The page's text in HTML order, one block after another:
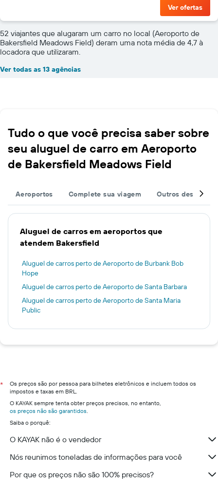
Ver ofertas
52 viajantes que alugaram um carro no local (Aeroporto de
Bakersfield Meadows Field) deram uma nota média de 4,7 à
locadora que utilizaram.
Ver todas as 13 agências
Tudo o que você precisa saber sobre
seu aluguel de carro em Aeroporto
de Bakersfield Meadows Field
Aeroportos Complete sua viagem Outros destinos
Aluguel de carros em aeroportos que
atendem Bakersfield
Aluguel de carros perto de Aeroporto de Burbank Bob
Hope
Aluguel de carros perto de Aeroporto de Santa Barbara
Aluguel de carros perto de Aeroporto de Santa Maria
Public
*
Os preços são por pessoa para bilhetes eletrônicos e incluem todos os
impostos e taxas em BRL.
O KAYAK sempre tenta obter preços precisos, no entanto,
os preços não são garantidos
Saiba o porquê:
O KAYAK não é o vendedor
Nós reunimos toneladas de informações para você
Por que os preços não são 100% precisos?